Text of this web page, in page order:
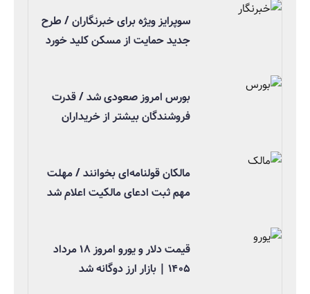
سوپرایز ویژه برای خبرنگاران / طرح
جدید حمایت از مسکن کلید خورد
بورس امروز صعودی شد / قدرت
فروشندگان بیشتر از خریداران
مالکان قولنامه‌ای بخوانند / مهلت
مهم ثبت ادعای مالکیت اعلام شد
قیمت دلار و یورو امروز ۱۸ مرداد
۱۴۰۵ | بازار ارز دوگانه شد